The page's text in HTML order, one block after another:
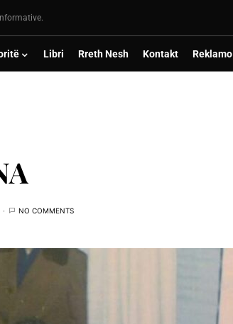
Libri Rreth Nesh Kontakt Reklamo
NO COMMENTS